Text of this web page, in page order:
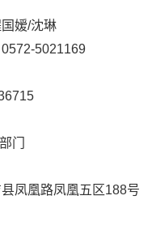
嫒/沈琳
0572-5021169
门
凤凰路凤凰五区188号